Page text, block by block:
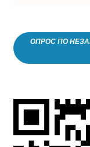
ОПРОС ПО